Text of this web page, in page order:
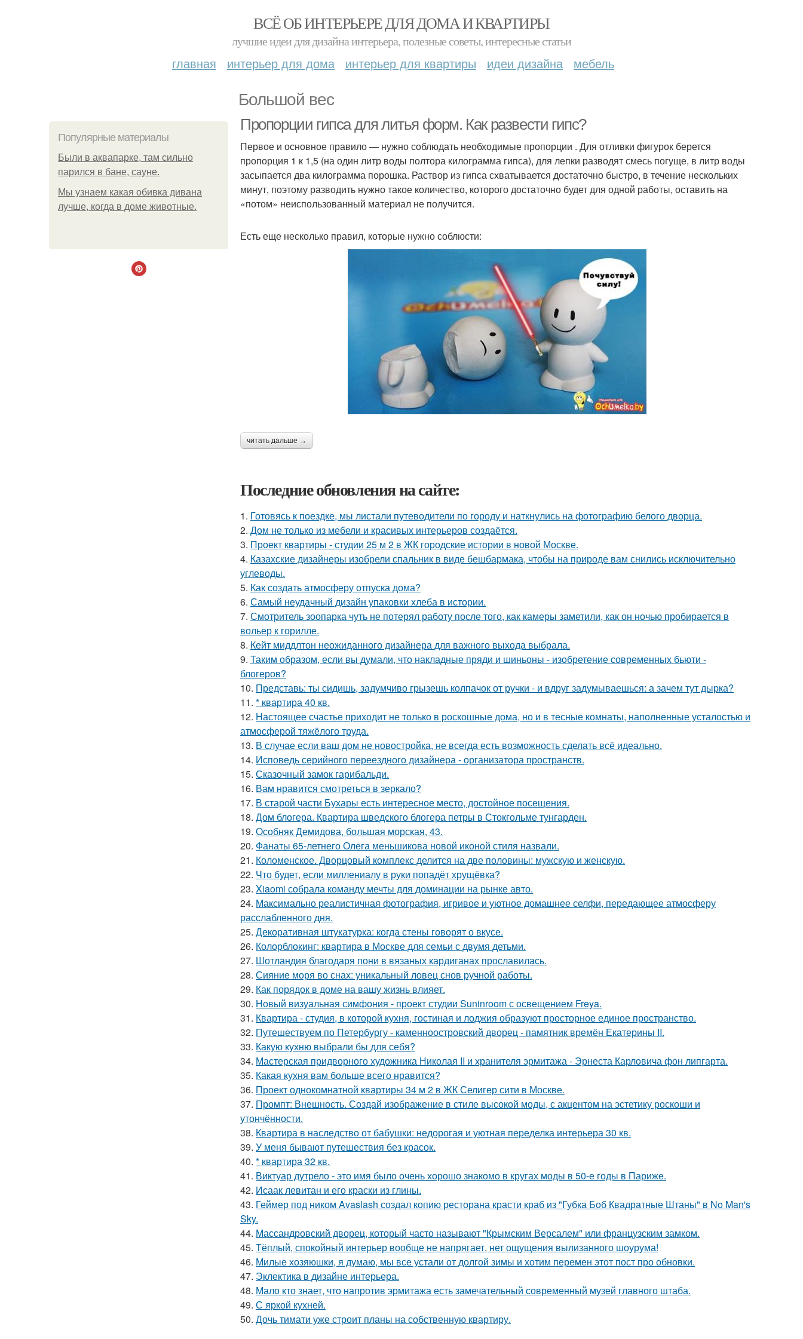
ВСЁ ОБ ИНТЕРЬЕРЕ ДЛЯ ДОМА И КВАРТИРЫ
лучшие идеи для дизайна интерьера, полезные советы, интересные статьи
главная интерьер для дома интерьер для квартиры идеи дизайна мебель
Большой вес
Популярные материалы
Были в аквапарке, там сильно
парился в бане, сауне.
Мы узнаем какая обивка дивана
лучше, когда в доме животные.
Пропорции гипса для литья форм. Как развести гипс?
Первое и основное правило — нужно соблюдать необходимые пропорции . Для отливки фигурок берется
пропорция 1 к 1,5 (на один литр воды полтора килограмма гипса), для лепки разводят смесь погуще, в литр воды
засыпается два килограмма порошка. Раствор из гипса схватывается достаточно быстро, в течение нескольких
минут, поэтому разводить нужно такое количество, которого достаточно будет для одной работы, оставить на
«потом» неиспользованный материал не получится.
Есть еще несколько правил, которые нужно соблюсти:
читать дальше →
Последние обновления на сайте:
1. Готовясь к поездке, мы листали путеводители по городу и наткнулись на фотографию белого дворца.
2. Дом не только из мебели и красивых интерьеров создаётся.
3. Проект квартиры - студии 25 м 2 в ЖК городские истории в новой Москве.
4. Казахские дизайнеры изобрели спальник в виде бешбармака, чтобы на природе вам снились исключительно
углеводы.
5. Как создать атмосферу отпуска дома?
6. Самый неудачный дизайн упаковки хлеба в истории.
7. Смотритель зоопарка чуть не потерял работу после того, как камеры заметили, как он ночью пробирается в
вольер к горилле.
8. Кейт миддлтон неожиданного дизайнера для важного выхода выбрала.
9. Таким образом, если вы думали, что накладные пряди и шиньоны - изобретение современных бьюти -
блогеров?
10. Представь: ты сидишь, задумчиво грызешь колпачок от ручки - и вдруг задумываешься: а зачем тут дырка?
11. * квартира 40 кв.
12. Настоящее счастье приходит не только в роскошные дома, но и в тесные комнаты, наполненные усталостью и
атмосферой тяжёлого труда.
13. В случае если ваш дом не новостройка, не всегда есть возможность сделать всё идеально.
14. Исповедь серийного переездного дизайнера - организатора пространств.
15. Сказочный замок гарибальди.
16. Вам нравится смотреться в зеркало?
17. В старой части Бухары есть интересное место, достойное посещения.
18. Дом блогера. Квартира шведского блогера петры в Стокгольме тунгарден.
19. Особняк Демидова, большая морская, 43.
20. Фанаты 65-летнего Олега меньшикова новой иконой стиля назвали.
21. Коломенское. Дворцовый комплекс делится на две половины: мужскую и женскую.
22. Что будет, если миллениалу в руки попадёт хрущёвка?
23. Xiaomi собрала команду мечты для доминации на рынке авто.
24. Максимально реалистичная фотография, игривое и уютное домашнее селфи, передающее атмосферу
расслабленного дня.
25. Декоративная штукатурка: когда стены говорят о вкусе.
26. Колорблокинг: квартира в Москве для семьи с двумя детьми.
27. Шотландия благодаря пони в вязаных кардиганах прославилась.
28. Сияние моря во снах: уникальный ловец снов ручной работы.
29. Как порядок в доме на вашу жизнь влияет.
30. Новый визуальная симфония - проект студии Suninroom с освещением Freya.
31. Квартира - студия, в которой кухня, гостиная и лоджия образуют просторное единое пространство.
32. Путешествуем по Петербургу - каменноостровский дворец - памятник времён Екатерины II.
33. Какую кухню выбрали бы для себя?
34. Мастерская придворного художника Николая II и хранителя эрмитажа - Эрнеста Карловича фон липгарта.
35. Какая кухня вам больше всего нравится?
36. Проект однокомнатной квартиры 34 м 2 в ЖК Селигер сити в Москве.
37. Промпт: Внешность. Создай изображение в стиле высокой моды, с акцентом на эстетику роскоши и
утончённости.
38. Квартира в наследство от бабушки: недорогая и уютная переделка интерьера 30 кв.
39. У меня бывают путешествия без красок.
40. * квартира 32 кв.
41. Виктуар дутрело - это имя было очень хорошо знакомо в кругах моды в 50-е годы в Париже.
42. Исаак левитан и его краски из глины.
43. Геймер под ником Avaslash создал копию ресторана красти краб из "Губка Боб Квадратные Штаны" в No Man's
Sky.
44. Массандровский дворец, который часто называют "Крымским Версалем" или французским замком.
45. Тёплый, спокойный интерьер вообще не напрягает, нет ощущения вылизанного шоурума!
46. Милые хозяюшки, я думаю, мы все устали от долгой зимы и хотим перемен этот пост про обновки.
47. Эклектика в дизайне интерьера.
48. Мало кто знает, что напротив эрмитажа есть замечательный современный музей главного штаба.
49. С яркой кухней.
50. Дочь тимати уже строит планы на собственную квартиру.